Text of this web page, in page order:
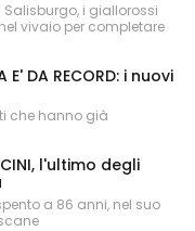
i giallorossi
vivaio per completare
E' DA RECORD: i nuovi
che hanno già
l'ultimo degli
a 86 anni, nel suo